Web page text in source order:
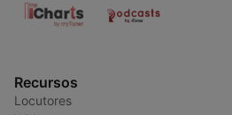
Recursos
Locutores